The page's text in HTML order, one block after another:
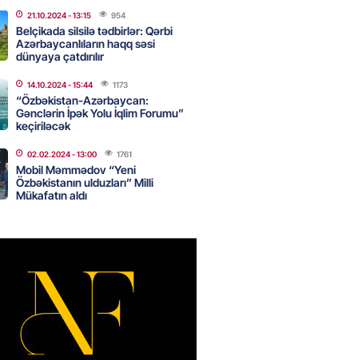
həmləsinə start verib
- 17:00
- 16:45
nədir? -ŞƏRH
klubuna keçən Kamil
oynamaq istəyir
21.10.2024- 13:15 954
Belçikada silsilə tədbirlər: Qərbi
Azərbaycanlıların haqq səsi
dünyaya çatdırılır
14.10.2024- 15:44 1173
“Özbəkistan-Azərbaycan:
Gənclərin İpək Yolu İqlim Forumu”
keçiriləcək
02.02.2024- 13:00 1761
Mobil Məmmədov “Yeni
Özbəkistanın ulduzları” Milli
Mükafatın aldı